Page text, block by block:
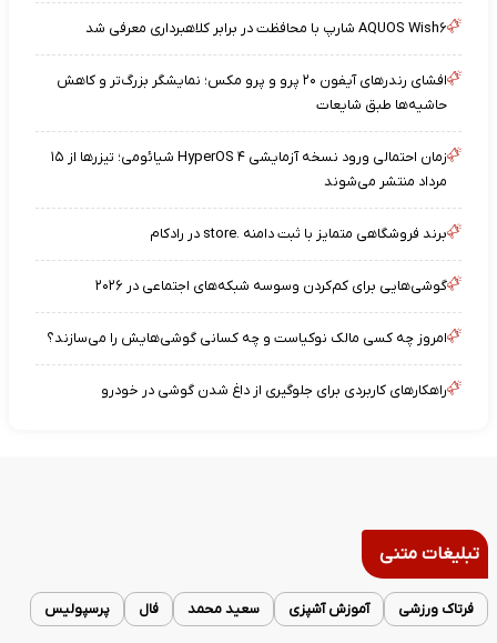
AQUOS Wish۶ شارپ با محافظت در برابر کلاهبرداری معرفی شد
افشای رندرهای آیفون ۲۰ پرو و پرو مکس؛ نمایشگر بزرگ‌تر و کاهش
حاشیه‌ها طبق شایعات
زمان احتمالی ورود نسخه آزمایشی HyperOS ۴ شیائومی؛ تیزرها از ۱۵
مرداد منتشر می‌شوند
برند فروشگاهی متمایز با ثبت دامنه .store در رادکام
گوشی‌هایی برای کم‌کردن وسوسه شبکه‌های اجتماعی در ۲۰۲۶
امروز چه کسی مالک نوکیاست و چه کسانی گوشی‌هایش را می‌سازند؟
راهکارهای کاربردی برای جلوگیری از داغ شدن گوشی در خودرو
تبلیغات متنی
فرتاک ورزشی آموزش آشپزی سعید محمد فال پرسپولیس